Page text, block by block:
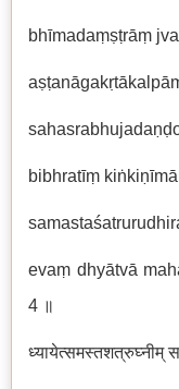
bhīmadaṃṣṭrāṃ
bibhratīṃ
evaṃ dhyātvā
4 ॥
ध्यायेत्समस्तशत्रुघ्नीम्